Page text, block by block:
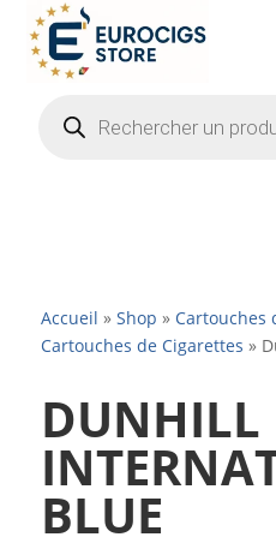
produits
Accueil » Shop » Cartouches
Cartouches de Cigarettes »
DUNHILL
BLUE